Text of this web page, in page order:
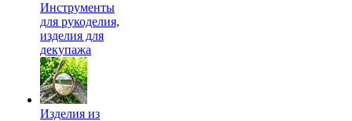
Инструменты
для рукоделия,
изделия для
декупажа
Изделия из